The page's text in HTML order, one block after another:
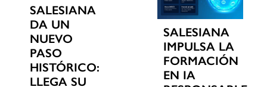
SALESIANA
DA UN
NUEVO
PASO
HISTÓRICO:
LLEGA SU
SALESIANA
IMPULSA LA
FORMACIÓN
EN IA